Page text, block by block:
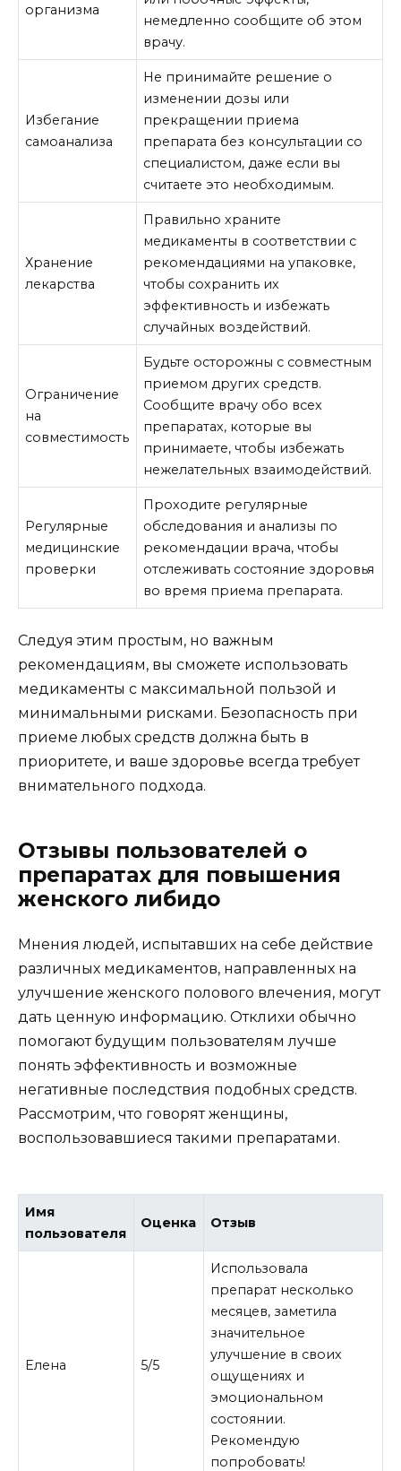
организма
немедленно сообщите об этом
врачу.
Избегание
самоанализа
Не принимайте решение о
изменении дозы или
прекращении приема
препарата без консультации со
специалистом, даже если вы
считаете это необходимым.
Хранение
лекарства
Правильно храните
медикаменты в соответствии с
рекомендациями на упаковке,
чтобы сохранить их
эффективность и избежать
случайных воздействий.
Ограничение
на
совместимость
Будьте осторожны с совместным
приемом других средств.
Сообщите врачу обо всех
препаратах, которые вы
принимаете, чтобы избежать
нежелательных взаимодействий.
Регулярные
медицинские
проверки
Проходите регулярные
обследования и анализы по
рекомендации врача, чтобы
отслеживать состояние здоровья
во время приема препарата.
Следуя этим простым, но важным
рекомендациям, вы сможете использовать
медикаменты с максимальной пользой и
минимальными рисками. Безопасность при
приеме любых средств должна быть в
приоритете, и ваше здоровье всегда требует
внимательного подхода.
Отзывы пользователей о
препаратах для повышения
женского либидо
Мнения людей, испытавших на себе действие
различных медикаментов, направленных на
улучшение женского полового влечения, могут
дать ценную информацию. Отклихи обычно
помогают будущим пользователям лучше
понять эффективность и возможные
негативные последствия подобных средств.
Рассмотрим, что говорят женщины,
воспользовавшиеся такими препаратами.
Имя
пользователя
Оценка Отзыв
Елена 5/5
Использовала
препарат несколько
месяцев, заметила
значительное
улучшение в своих
ощущениях и
эмоциональном
состоянии.
Рекомендую
попробовать!